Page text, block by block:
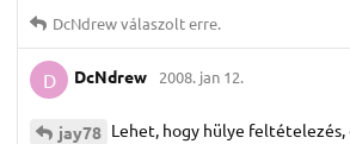
DcNdrewválaszolt erre.
D DcNdrew 2008. jan 12.
jay78 Lehet, hogy hülye feltételezés,